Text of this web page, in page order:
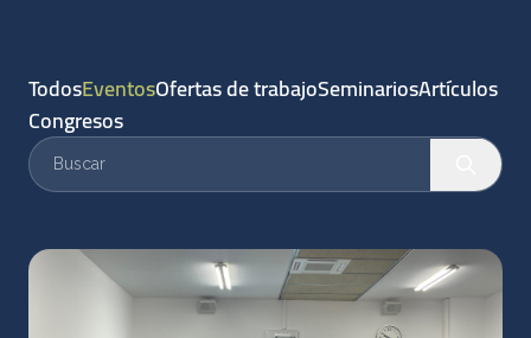
TodosEventosOfertas de trabajoSeminariosArtículos
Congresos